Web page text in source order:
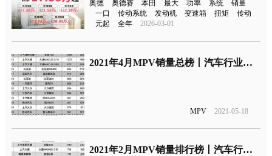
奥德 奥德赛 本田 最大 功率 系统
销量
一口
传动系统 发动机 变速箱 扭矩
传动
元起
全年 2026-03-01
2021年4月MPV销量总榜丨汽车行业关注
MPV 2021-05-18
2021年2月MPV销量排行榜丨汽车行业关注